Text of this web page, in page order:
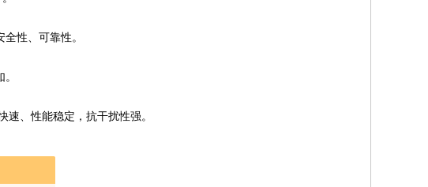
性、可靠性。
、性能稳定，抗干扰性强。